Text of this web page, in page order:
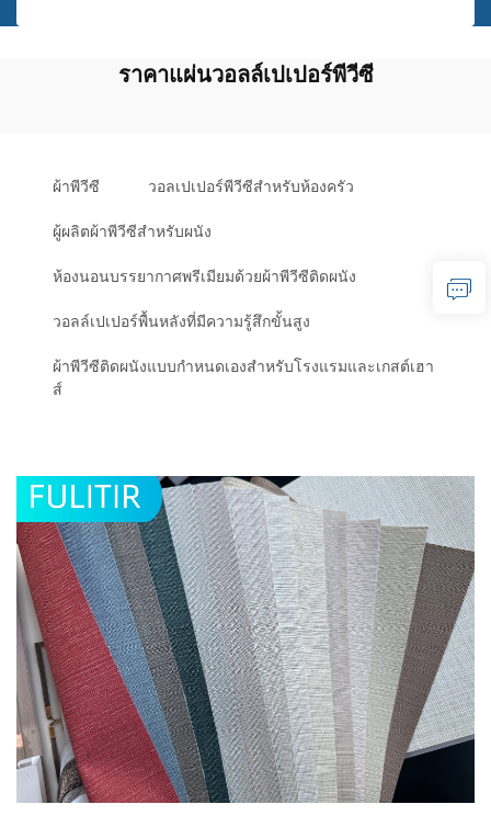
ราคาแผ่นวอลล์เปเปอร์พีวีซี
ผ้าพีวีซี วอลเปเปอร์พีวีซีสำหรับห้องครัว
ผู้ผลิตผ้าพีวีซีสำหรับผนัง
ห้องนอนบรรยากาศพรีเมียมด้วยผ้าพีวีซีติดผนัง
วอลล์เปเปอร์พื้นหลังที่มีความรู้สึกขั้นสูง
ผ้าพีวีซีติดผนังแบบกำหนดเองสำหรับโรงแรมและเกสต์เฮา
ส์